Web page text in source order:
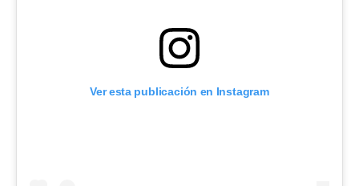
Ver esta publicación en Instagram